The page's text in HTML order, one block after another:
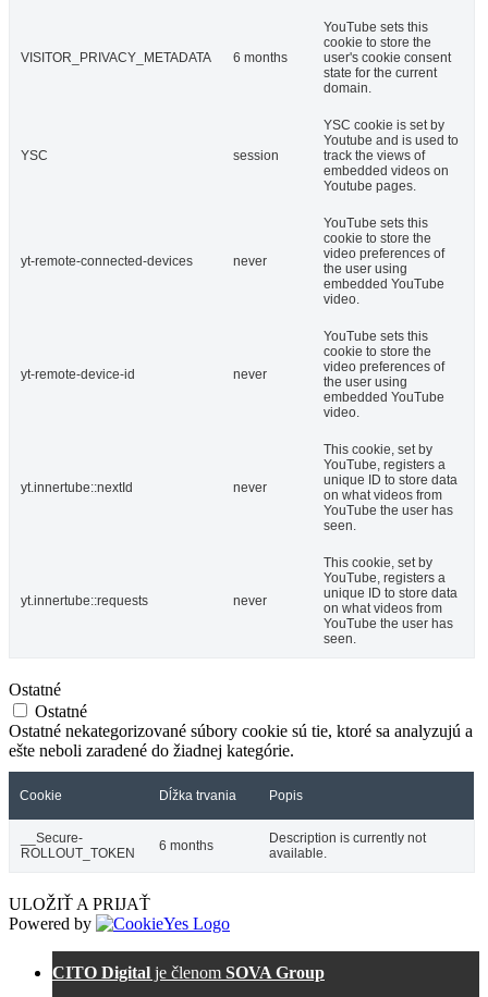
VISITOR_PRIVACY_METADATA 6 months
YouTube sets this
cookie to store the
user's cookie consent
state for the current
domain.
YSC session
YSC cookie is set by
Youtube and is used to
track the views of
embedded videos on
Youtube pages.
yt-remote-connected-devices never
YouTube sets this
cookie to store the
video preferences of
the user using
embedded YouTube
video.
yt-remote-device-id never
YouTube sets this
cookie to store the
video preferences of
the user using
embedded YouTube
video.
yt.innertube::nextId never
This cookie, set by
YouTube, registers a
unique ID to store data
on what videos from
YouTube the user has
seen.
yt.innertube::requests never
This cookie, set by
YouTube, registers a
unique ID to store data
on what videos from
YouTube the user has
seen.
Ostatné
Ostatné
Ostatné nekategorizované súbory cookie sú tie, ktoré sa analyzujú a
ešte neboli zaradené do žiadnej kategórie.
Cookie Dĺžka trvania Popis
__Secure-
ROLLOUT_TOKEN
6 months
Description is currently not
available.
ULOŽIŤ A PRIJAŤ
Powered by
CITO Digital je členom SOVA Group